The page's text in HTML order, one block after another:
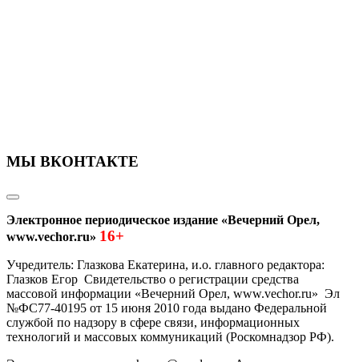
МЫ ВКОНТАКТЕ
Электронное периодическое издание «Вечерний Орел,
www.vechor.ru» 16+
Учредитель: Глазкова Екатерина, и.о. главного редактора:
Глазков Егор Свидетельство о регистрации средства
массовой информации «Вечерний Орел, www.vechor.ru» Эл
№ФС77-40195 от 15 июня 2010 года выдано Федеральной
службой по надзору в сфере связи, информационных
технологий и массовых коммуникаций (Роскомнадзор РФ).